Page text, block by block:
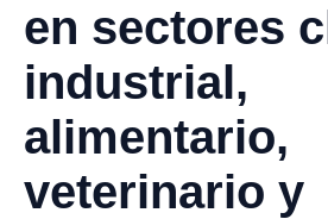
en sectores
industrial,
alimentario,
veterinario y